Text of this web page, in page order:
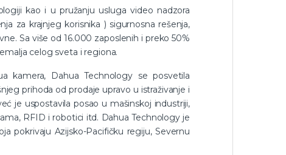
kao i u pružanju usluga video nadzora
za krajnjeg korisnika ) sigurnosna rešenja,
Sa više od 16.000 zaposlenih i preko 50%
celog sveta i regiona.
kamera, Dahua Technology se posvetila
prihoda od prodaje upravo u istraživanje i
je uspostavila posao u mašinskoj industriji,
RFID i robotici itd. Dahua Technology je
pokrivaju Azijsko-Pacifičku regiju, Severnu